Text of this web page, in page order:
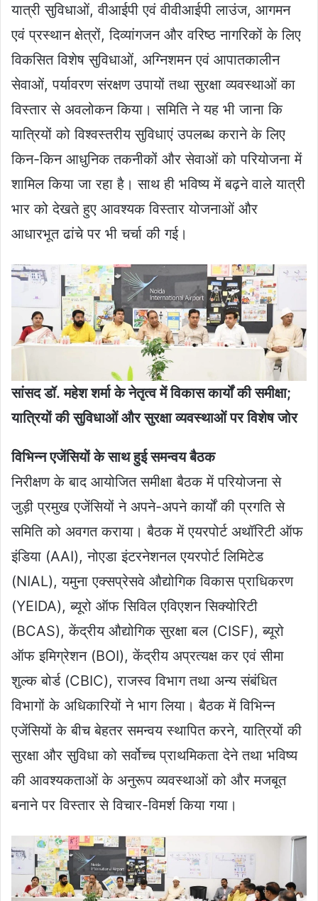
यात्री सुविधाओं, वीआईपी एवं वीवीआईपी लाउंज, आगमन
एवं प्रस्थान क्षेत्रों, दिव्यांगजन और वरिष्ठ नागरिकों के लिए
विकसित विशेष सुविधाओं, अग्निशमन एवं आपातकालीन
सेवाओं, पर्यावरण संरक्षण उपायों तथा सुरक्षा व्यवस्थाओं का
विस्तार से अवलोकन किया। समिति ने यह भी जाना कि
यात्रियों को विश्वस्तरीय सुविधाएं उपलब्ध कराने के लिए
किन-किन आधुनिक तकनीकों और सेवाओं को परियोजना में
शामिल किया जा रहा है। साथ ही भविष्य में बढ़ने वाले यात्री
भार को देखते हुए आवश्यक विस्तार योजनाओं और
आधारभूत ढांचे पर भी चर्चा की गई।
सांसद डॉ. महेश शर्मा के नेतृत्व में विकास कार्यों की समीक्षा;
यात्रियों की सुविधाओं और सुरक्षा व्यवस्थाओं पर विशेष जोर
विभिन्न एजेंसियों के साथ हुई समन्वय बैठक
निरीक्षण के बाद आयोजित समीक्षा बैठक में परियोजना से
जुड़ी प्रमुख एजेंसियों ने अपने-अपने कार्यों की प्रगति से
समिति को अवगत कराया। बैठक में एयरपोर्ट अथॉरिटी ऑफ
इंडिया (AAI), नोएडा इंटरनेशनल एयरपोर्ट लिमिटेड
(NIAL), यमुना एक्सप्रेसवे औद्योगिक विकास प्राधिकरण
(YEIDA), ब्यूरो ऑफ सिविल एविएशन सिक्योरिटी
(BCAS), केंद्रीय औद्योगिक सुरक्षा बल (CISF), ब्यूरो
ऑफ इमिग्रेशन (BOI), केंद्रीय अप्रत्यक्ष कर एवं सीमा
शुल्क बोर्ड (CBIC), राजस्व विभाग तथा अन्य संबंधित
विभागों के अधिकारियों ने भाग लिया। बैठक में विभिन्न
एजेंसियों के बीच बेहतर समन्वय स्थापित करने, यात्रियों की
सुरक्षा और सुविधा को सर्वोच्च प्राथमिकता देने तथा भविष्य
की आवश्यकताओं के अनुरूप व्यवस्थाओं को और मजबूत
बनाने पर विस्तार से विचार-विमर्श किया गया।